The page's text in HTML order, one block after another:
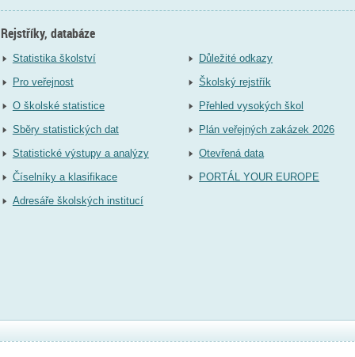
Rejstříky, databáze
Statistika školství
Pro veřejnost
O školské statistice
Sběry statistických dat
Statistické výstupy a analýzy
Číselníky a klasifikace
Adresáře školských institucí
Důležité odkazy
Školský rejstřík
Přehled vysokých škol
Plán veřejných zakázek 2026
Otevřená data
PORTÁL YOUR EUROPE